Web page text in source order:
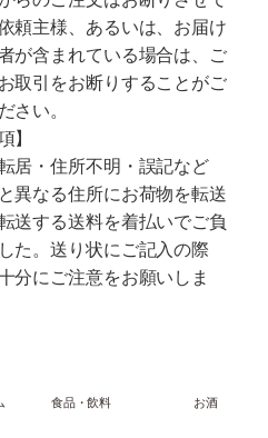
頼主様、あるいは、お届け
が含まれている場合は、ご
取引をお断りすることがご
さい。
】
居・住所不明・誤記など
異なる住所にお荷物を転送
送する送料を着払いでご負
た。送り状にご記入の際
分にご注意をお願いしま
食品・飲料 お酒